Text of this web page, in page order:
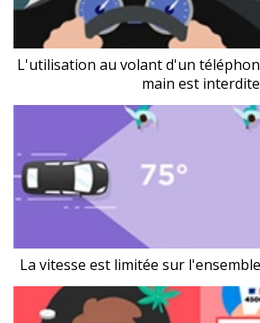
L'utilisation au volant d'un
main est interdite
La vitesse est limitée sur